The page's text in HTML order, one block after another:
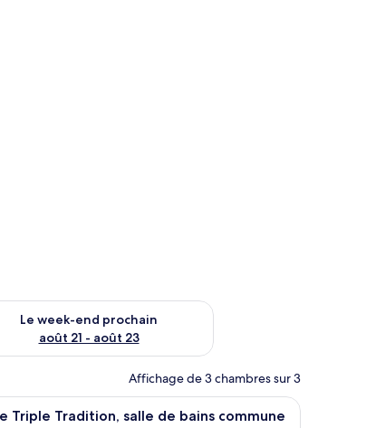
14 - août 16
Le week-end prochain
août 21 - août 23
la disponibilité pour le week-end prochain août 21 -
Affichage de 3 chambres sur 3
mur.
une table de chevet, une lampe et une fenêtre avec des rideaux.
Chambre Triple Tradition, salle de bains
Triple Tradition, salle de bains commune